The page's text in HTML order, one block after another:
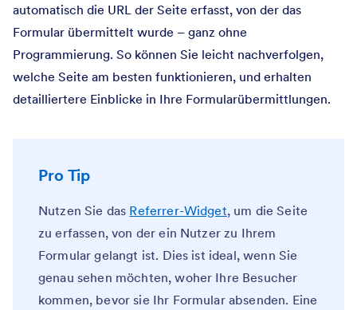
automatisch die URL der Seite erfasst, von der das
Formular übermittelt wurde – ganz ohne
Programmierung. So können Sie leicht nachverfolgen,
welche Seite am besten funktionieren, und erhalten
detailliertere Einblicke in Ihre Formularübermittlungen.
Pro Tip
Nutzen Sie das Referrer-Widget, um die Seite
zu erfassen, von der ein Nutzer zu Ihrem
Formular gelangt ist. Dies ist ideal, wenn Sie
genau sehen möchten, woher Ihre Besucher
kommen, bevor sie Ihr Formular absenden. Eine